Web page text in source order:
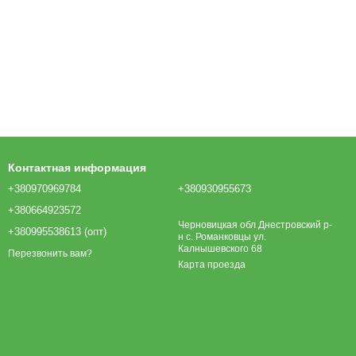
Контактная информация
+380970969784
+380664923572
+380995538613 (опт)
Перезвонить вам?
+380930955673
Черновицкая обл Днестровский р-
н с. Романковцы ул.
Калнышевского 68
Карта проезда